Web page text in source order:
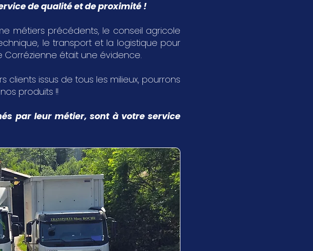
de qualité et de proximité !
métiers précédents, le conseil agricole
le transport et la logistique pour
Corrézienne était une évidence.
clients issus de tous les milieux, pourrons
produits !!
par leur métier, sont à votre service